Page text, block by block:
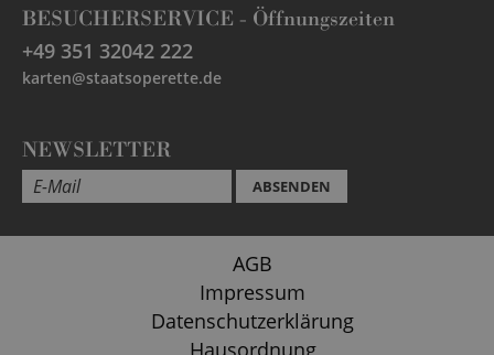
BESUCHERSERVICE - Öffnungszeiten
+49 351 32042 222
karten@staatsoperette.de
NEWSLETTER
ABSENDEN
AGB
Impressum
Datenschutzerklärung
Hausordnung